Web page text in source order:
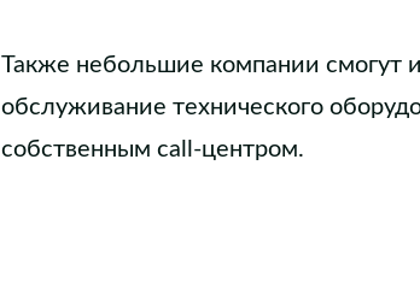
Также небольшие компании смогут
обслуживание технического
собственным call-центром.